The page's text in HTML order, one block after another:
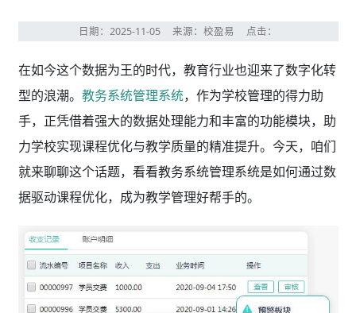
日期：2025-11-05 来源：校盈易 点击：
在如今这个数据为王的时代，教育行业也迎来了数字化转
型的浪潮。 教务系统管理系统，作为学校管理的得力助
手，正凭借着强大的数据处理能力和丰富的功能模块，助
力学校实现课程优化与教学质量的精准提升。今天，咱们
就来聊聊这个话题，看看教务系统管理系统是如何通过数
据驱动课程优化，成为教学管理好帮手的。